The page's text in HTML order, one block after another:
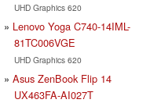
UHD Graphics 620
Lenovo Yoga C740-14IML-
81TC006VGE
UHD Graphics 620
Asus ZenBook Flip 14
UX463FA-AI027T